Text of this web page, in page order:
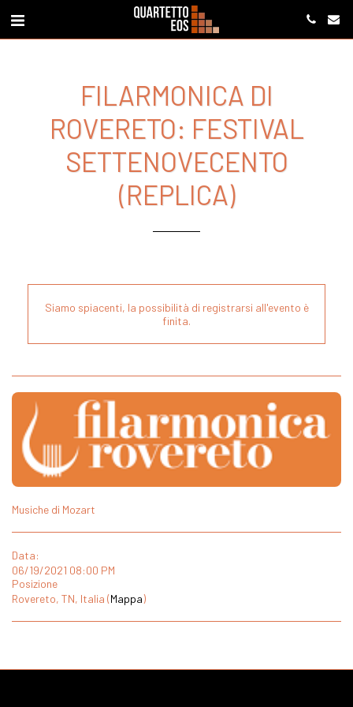
FILARMONICA DI
ROVERETO: FESTIVAL
SETTENOVECENTO
(REPLICA)
Siamo spiacenti, la possibilità di registrarsi all'evento è
finita.
Musiche di Mozart
Data:
06/19/2021 08:00 PM
Posizione
Rovereto, TN, Italia (Mappa)